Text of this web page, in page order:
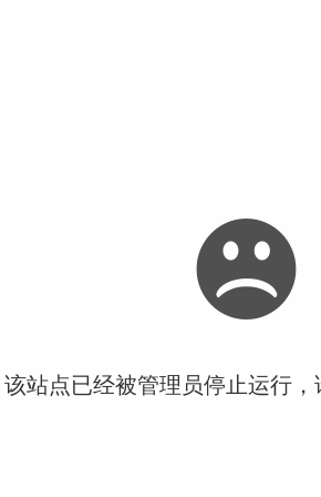
站点已经被管理员停止运行